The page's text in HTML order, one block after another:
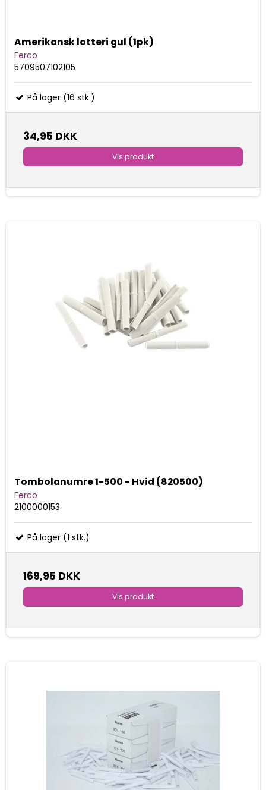
Amerikansk lotteri gul (1pk)
Ferco
5709507102105
På lager (16 stk.)
34,95 DKK
Vis produkt
Tombolanumre 1-500 - Hvid (820500)
Ferco
2100000153
På lager (1 stk.)
169,95 DKK
Vis produkt